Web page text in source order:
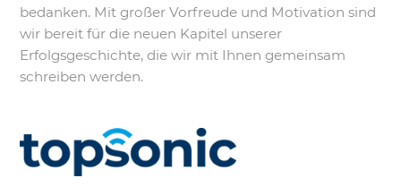
bedanken. Mit großer Vorfreude und Motivation sind
wir bereit für die neuen Kapitel unserer
Erfolgsgeschichte, die wir mit Ihnen gemeinsam
schreiben werden.